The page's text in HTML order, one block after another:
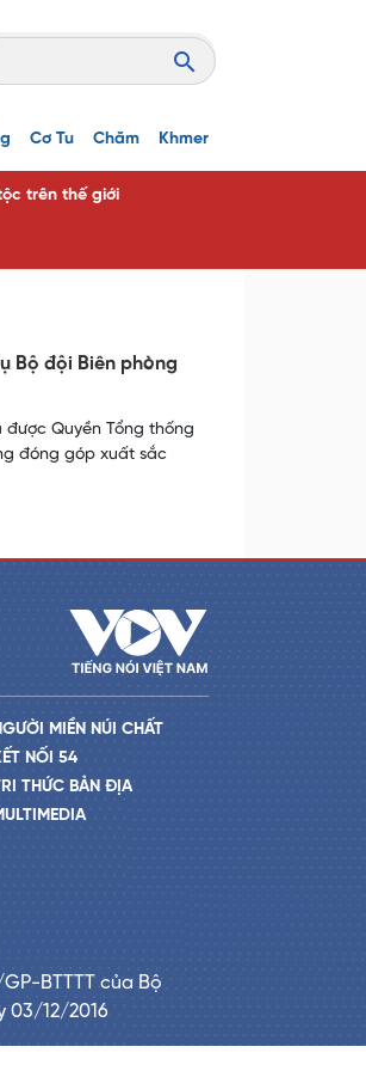
Cơ Tu Chăm Khmer
trên thế giới
Bộ đội Biên phòng
được Quyền Tổng thống
đóng góp xuất sắc
MIỀN NÚI CHẤT
NỐI 54
THỨC BẢN ĐỊA
BTTTT của Bộ
03/12/2016